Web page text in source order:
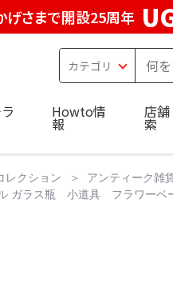
げさまで開設25周年
Howto情
報
店
索
レクション
アンティーク雑
ガラス瓶 小道具 フラワーベ